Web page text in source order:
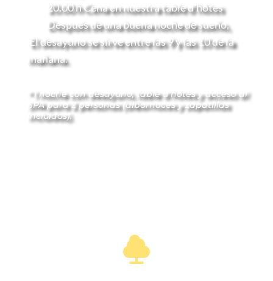
20.00 h Cena en nuestra table d'hôtes
Después de una buena noche de sueño,
mañana.
* 1 noche con desayuno, table d'hôtes y acceso al
SPA para 2 personas (albornoces y zapatillas
incluidos).